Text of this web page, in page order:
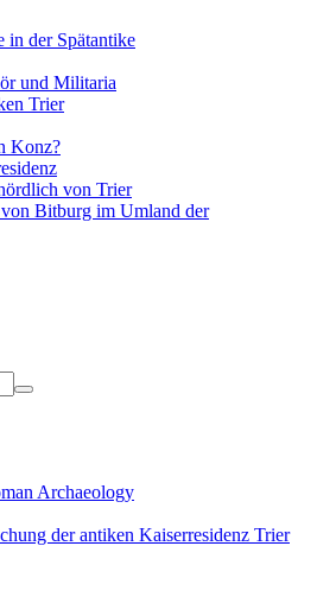
in der Spätantike
und Militaria
Trier
Konz?
von Trier
Bitburg im Umland der
Archaeology
der antiken Kaiserresidenz Trier